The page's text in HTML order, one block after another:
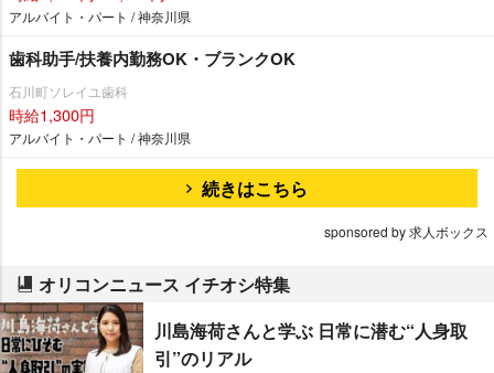
アルバイト・パート / 神奈川県
歯科助手/扶養内勤務OK・ブランクOK
石川町ソレイユ歯科
時給1,300円
アルバイト・パート / 神奈川県
続きはこちら
sponsored by 求人ボックス
オリコンニュース イチオシ特集
川島海荷さんと学ぶ 日常に潜む“人身取
引”のリアル